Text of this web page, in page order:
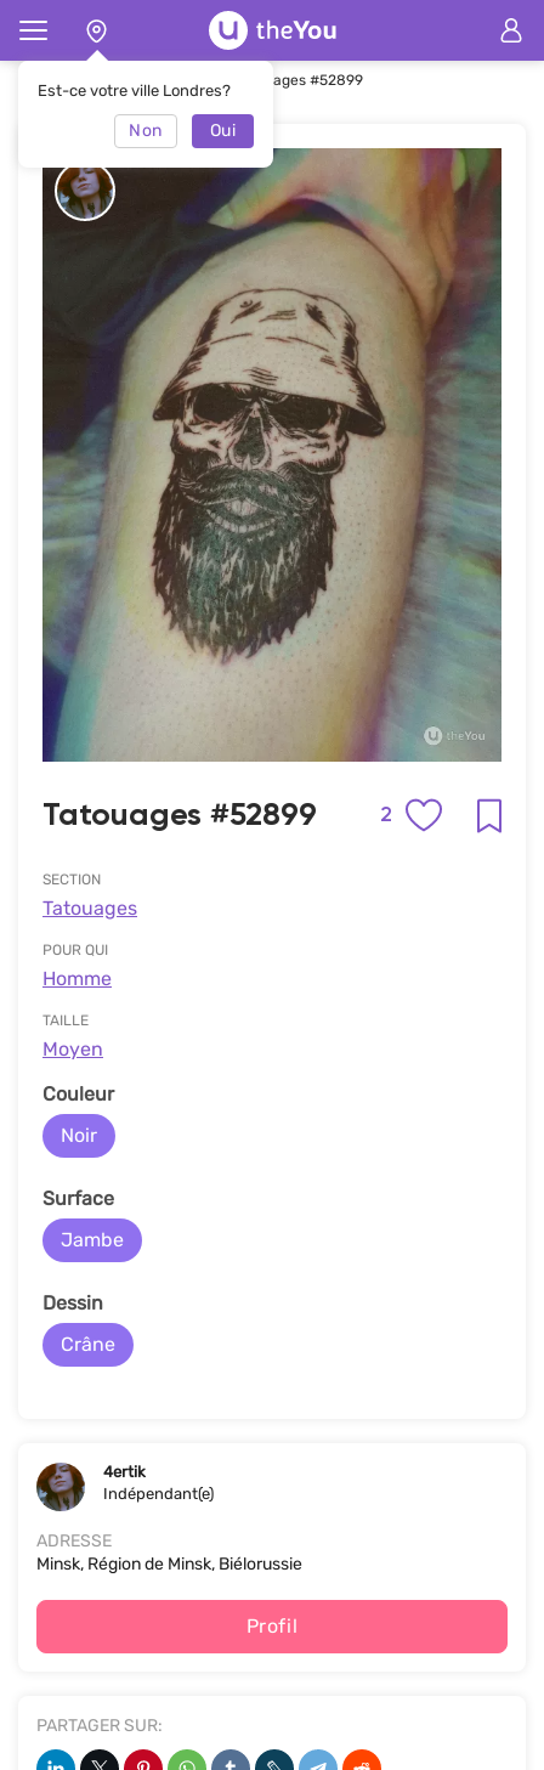
Est-ce votre ville Londres?
Non Oui
Page d'accueil Tatouages Tatouages #52899
Tatouages #52899 2
SECTION
Tatouages
POUR QUI
Homme
TAILLE
Moyen
Couleur
Noir
Surface
Jambe
Dessin
Crâne
4ertik
Indépendant(e)
ADRESSE
Minsk, Région de Minsk, Biélorussie
Profil
PARTAGER SUR: